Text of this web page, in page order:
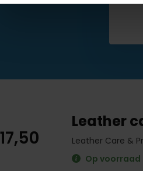
17,50
Leather
Leather Care &
Op voorraad